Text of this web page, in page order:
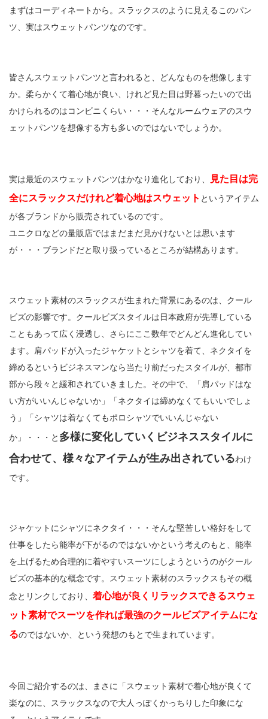
まずはコーディネートから。スラックスのように見えるこのパン
ツ、実はスウェットパンツなのです。
皆さんスウェットパンツと言われると、どんなものを想像します
か。柔らかくて着心地が良い、けれど見た目は野暮ったいので出
かけられるのはコンビニくらい・・・そんなルームウェアのスウ
ェットパンツを想像する方も多いのではないでしょうか。
実は最近のスウェットパンツはかなり進化しており、
見た目は完
全にスラックスだけれど着心地はスウェット というアイテム
が各ブランドから販売されているのです。
ユニクロなどの量販店ではまだまだ見かけないとは思います
が・・・ブランドだと取り扱っているところが結構あります。
スウェット素材のスラックスが生まれた背景にあるのは、クール
ビズの影響です。クールビズスタイルは日本政府が先導している
こともあって広く浸透し、さらにここ数年でどんどん進化してい
ます。肩パッドが入ったジャケットとシャツを着て、ネクタイを
締めるというビジネスマンなら当たり前だったスタイルが、都市
部から段々と緩和されていきました。その中で、「肩パッドはな
い方がいいんじゃないか」「ネクタイは締めなくてもいいでしょ
う」「シャツは着なくてもポロシャツでいいんじゃない
か」・・・と 多様に変化していくビジネススタイルに
合わせて、様々なアイテムが生み出されているわけ
です。
ジャケットにシャツにネクタイ・・・そんな堅苦しい格好をして
仕事をしたら能率が下がるのではないかという考えのもと、能率
を上げるため合理的に着やすいスーツにしようというのがクール
ビズの基本的な概念です。スウェット素材のスラックスもその概
念とリンクしており、 着心地が良くリラックスできるスウェ
ット素材でスーツを作れば最強のクールビズアイテムにな
るのではないか、という発想のもとで生まれています。
今回ご紹介するのは、まさに「スウェット素材で着心地が良くて
楽なのに、スラックスなので大人っぽくかっちりした印象にな